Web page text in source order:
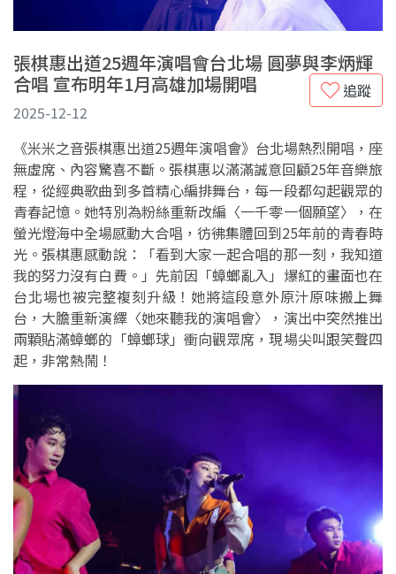
張棋惠出道25週年演唱會台北場 圓夢與李炳輝
合唱 宣布明年1月高雄加場開唱
追蹤
2025-12-12
《米米之音張棋惠出道25週年演唱會》台北場熱烈開唱，座
無虛席、內容驚喜不斷。張棋惠以滿滿誠意回顧25年音樂旅
程，從經典歌曲到多首精心編排舞台，每一段都勾起觀眾的
青春記憶。她特別為粉絲重新改編〈一千零一個願望〉，在
螢光燈海中全場感動大合唱，彷彿集體回到25年前的青春時
光。張棋惠感動說：「看到大家一起合唱的那一刻，我知道
我的努力沒有白費。」先前因「蟑螂亂入」爆紅的畫面也在
台北場也被完整複刻升級！她將這段意外原汁原味搬上舞
台，大膽重新演繹〈她來聽我的演唱會〉，演出中突然推出
兩顆貼滿蟑螂的「蟑螂球」衝向觀眾席，現場尖叫跟笑聲四
起，非常熱鬧！